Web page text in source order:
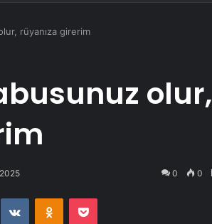
rüyanıza girerim
olur,
0 0
VKontakteOdnoklassniki
Pocket